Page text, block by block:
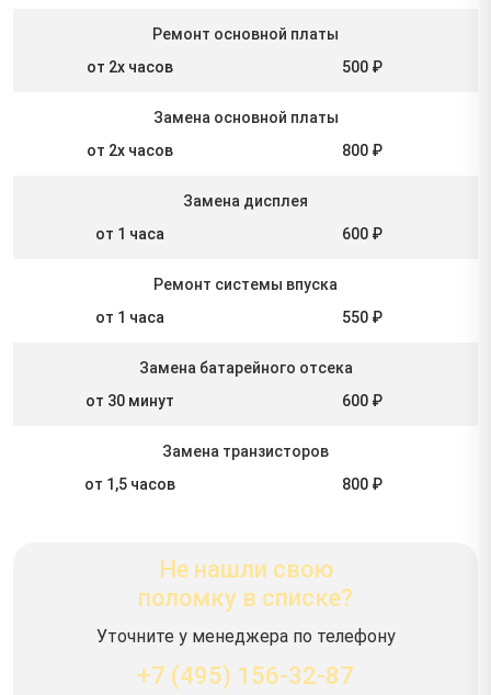
Ремонт основной платы
от 2х часов
500 ₽
Замена основной платы
от 2х часов
800 ₽
Замена дисплея
от 1 часа
600 ₽
Ремонт системы впуска
от 1 часа
550 ₽
Замена батарейного отсека
от 30 минут
600 ₽
Замена транзисторов
от 1,5 часов
800 ₽
Не нашли свою
поломку в списке?
Уточните у менеджера по телефону
+7 (495) 156-32-87